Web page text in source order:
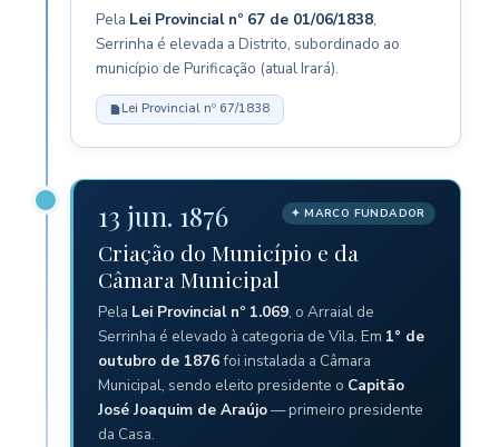
Pela Lei Provincial nº 67 de 01/06/1838,
Serrinha é elevada a Distrito, subordinado ao
município de Purificação (atual Irará).
Lei Provincial nº 67/1838
13 jun. 1876 ✦ MARCO FUNDADOR
Criação do Município e da
Câmara Municipal
Pela Lei Provincial nº 1.069, o Arraial de
Serrinha é elevado à categoria de Vila. Em 1° de
outubro de 1876foi instalada a Câmara
Municipal, sendo eleito presidente o Capitão
José Joaquim de Araújo— primeiro presidente
da Casa.